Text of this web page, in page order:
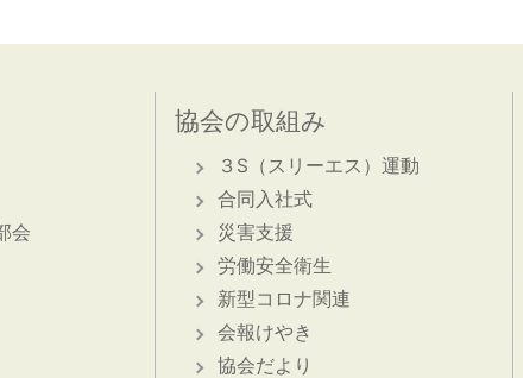
会
協会の取組み
３S（スリーエス）運動
合同入社式
災害支援
労働安全衛生
新型コロナ関連
会報けやき
協会だより